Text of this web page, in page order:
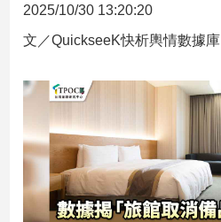
新
聞
經/
股
房
地
產
2025/10/30 13:20:20
文／QuickseeK快析輿情數據庫